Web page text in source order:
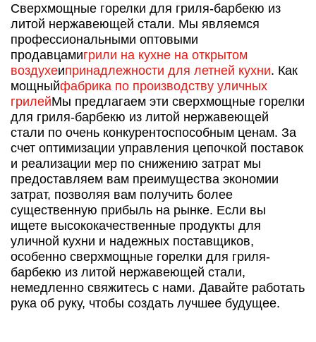
Сверхмощные горелки для гриля-барбекю из
литой нержавеющей стали. Мы являемся
профессиональными оптовыми
продавцамигрили на кухне на открытом
воздухеипринадлежности для летней кухни. Как
мощныйфабрика по производству уличных
грилейМы предлагаем эти сверхмощные горелки
для гриля-барбекю из литой нержавеющей
стали по очень конкурентоспособным ценам. За
счет оптимизации управления цепочкой поставок
и реализации мер по снижению затрат мы
предоставляем вам преимущества экономии
затрат, позволяя вам получить более
существенную прибыль на рынке. Если вы
ищете высококачественные продукты для
уличной кухни и надежных поставщиков,
особенно сверхмощные горелки для гриля-
барбекю из литой нержавеющей стали,
немедленно свяжитесь с нами. Давайте работать
рука об руку, чтобы создать лучшее будущее.